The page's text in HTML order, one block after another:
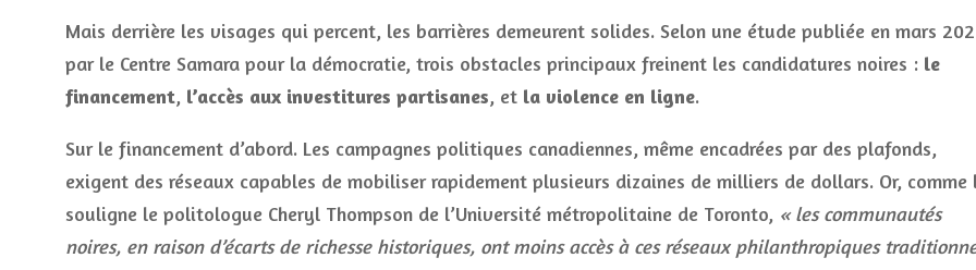
Mais derrière les visages qui percent, les barrières demeurent solides. Selon une étude publiée en mars
par le Centre Samara pour la démocratie, trois obstacles principaux freinent les candidatures noires : le
financement, l’accès aux investitures partisanes, et la violence en ligne.
Sur le financement d’abord. Les campagnes politiques canadiennes, même encadrées par des plafonds,
exigent des réseaux capables de mobiliser rapidement plusieurs dizaines de milliers de dollars. Or, comme
souligne le politologue Cheryl Thompson de l’Université métropolitaine de Toronto, « les communautés
noires, en raison d’écarts de richesse historiques, ont moins accès à ces réseaux philanthropiques